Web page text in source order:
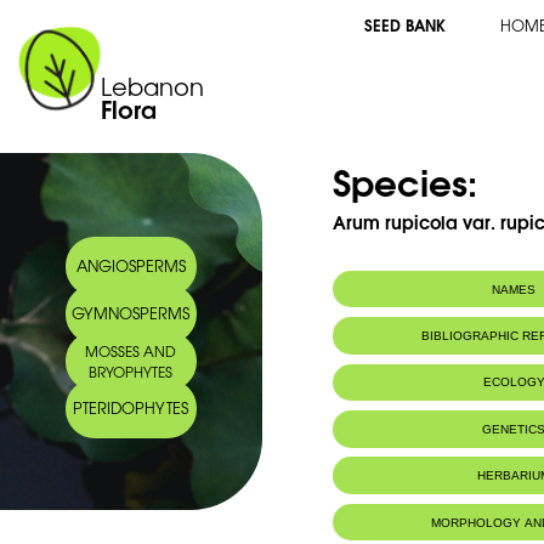
Lebanon
Flora
SEED BANK
ANGIOSPERMS
GYMNOSPERMS
MOSSES AND
BRYOPHYTES
PTERIDOPHYTES
Species:
Arum rupicola var.
NAMES
Synonym(s): Arum
Common name: Conophallus
conophallus
Arabic name: لوف كونفلوسي
BIBLIOGRAPHIC
ECOLOGY
MORPHOLOGY